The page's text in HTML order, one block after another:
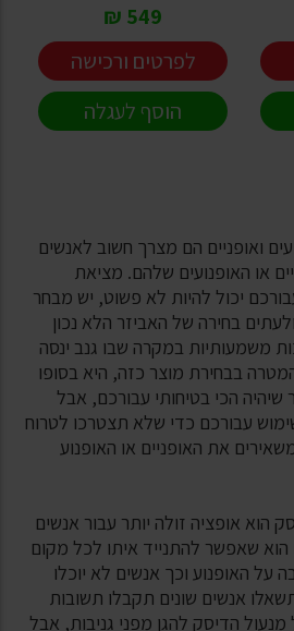
549 ₪
לפרטים ורכישה
הוסף לעגלה
ואופניים הם מצרך חשוב לאנשים
או האופנועים שלהם. מציאת
יכול להיות לא פשוט, יש מבחר
בחירה של האביזר הלא נכון
משמעותיות במקרה שבו גנב ינסה
בבחירת מוצר כזה, היא בסופו
הכי בטיחותי עבורכם, אבל
עבורכם כדי שלא תצטרכו לטרוח
את האופניים או האופנוע
הוא אופציה זולה יותר עבור אנשים
הוא שאפשר להתנייד איתו לכל מקום
על האופנוע וכך אנשים לא יוכלו
אנשים שונים תקבלו תשובות
מנעול הדיסק להגן מפני גניבות, אבל